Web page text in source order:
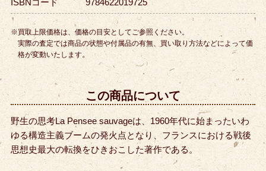
※買取上限価格は、価格の目安としてご参照ください。
実際の査定では商品の状態や付属品の有無、買い取り方法などによって価
格が変動いたします。
この商品について
野生の思考La Pensee sauvageは、1960年代に始まったいわ
ゆる構造主義ブームの発火点となり、フランスにおける戦後
思想史最大の転換をひきおこした著作である。